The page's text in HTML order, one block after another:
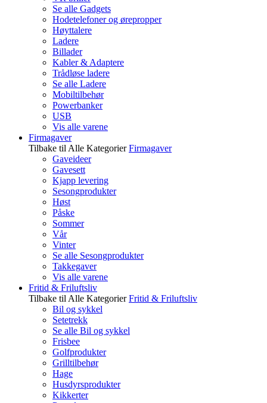
Se alle Gadgets
Hodetelefoner og ørepropper
Høyttalere
Ladere
Billader
Kabler & Adaptere
Trådløse ladere
Se alle Ladere
Mobiltilbehør
Powerbanker
USB
Vis alle varene
Firmagaver
Tilbake til Alle Kategorier Firmagaver
Gaveideer
Gavesett
Kjapp levering
Sesongprodukter
Høst
Påske
Sommer
Vår
Vinter
Se alle Sesongprodukter
Takkegaver
Vis alle varene
Fritid & Friluftsliv
Tilbake til Alle Kategorier Fritid & Friluftsliv
Bil og sykkel
Setetrekk
Se alle Bil og sykkel
Frisbee
Golfprodukter
Grilltilbehør
Hage
Husdyrsprodukter
Kikkerter